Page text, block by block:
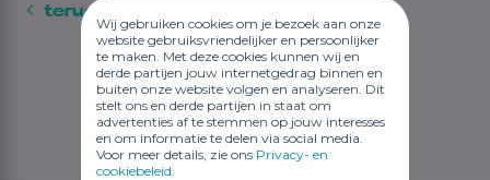
Wij gebruiken cookies om je bezoek aan onze
website gebruiksvriendelijker en persoonlijker
te maken. Met deze cookies kunnen wij en
derde partijen jouw internetgedrag binnen en
buiten onze website volgen en analyseren. Dit
stelt ons en derde partijen in staat om
advertenties af te stemmen op jouw interesses
en om informatie te delen via social media.
Voor meer details, zie ons Privacy- en
cookiebeleid
terug naar het blog overzicht